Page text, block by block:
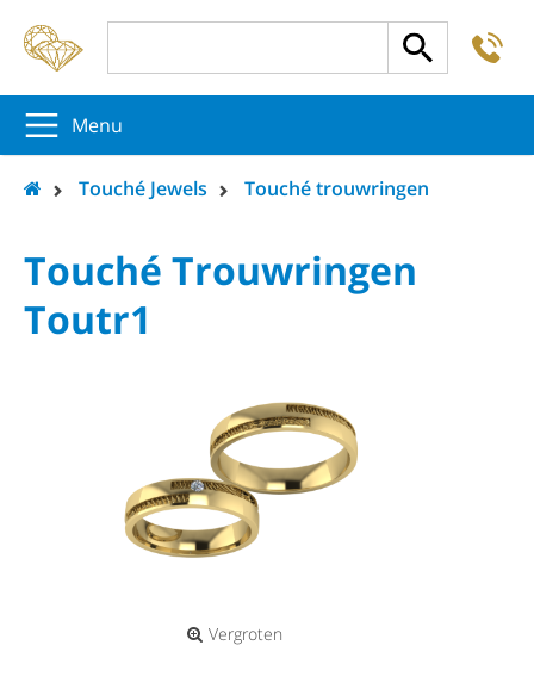
Menu
Touché Jewels Touché trouwringen
Touché Trouwringen
Toutr1
Vergroten